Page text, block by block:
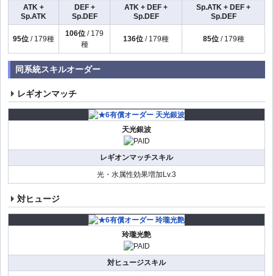
ATK +
Sp.ATK
DEF +
Sp.DEF
ATK + DEF +
Sp.DEF
Sp.ATK + DEF +
Sp.DEF
95位 / 179種
106位 / 179
種
136位 / 179種 85位/ 179種
同系統スキルオーダー
レギオンマッチ
天光銀波
レギオンマッチスキル
光・水属性効果増加Lv.3
対ヒュージ
玲瓏光艶
対ヒュージスキル